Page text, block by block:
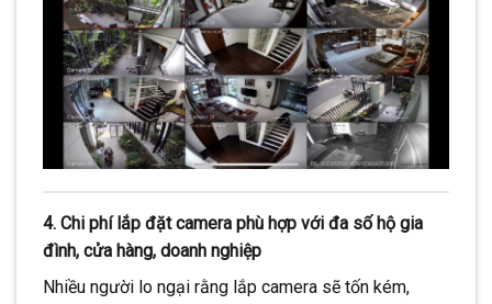
4. Chi phí lắp đặt camera phù hợp với đa số hộ gia
đình, cửa hàng, doanh nghiệp
Nhiều người lo ngại rằng lắp camera sẽ tốn kém,